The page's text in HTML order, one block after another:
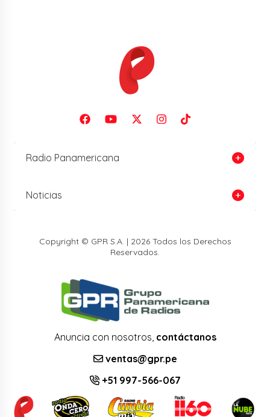
Radio Panamericana
Noticias
Copyright © GPR S.A. | 2026 Todos los Derechos
Reservados.
Anuncia con nosotros, contáctanos
ventas@gpr.pe
+51 997-566-067